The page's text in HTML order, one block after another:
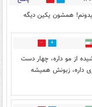
همشون یکین دیگه
0
از مو داره، چهار دست
داره، زبونش همیشه